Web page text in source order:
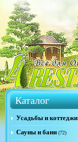
Каталог
Усадьбы и коттеджи
Сауны и бани (72)